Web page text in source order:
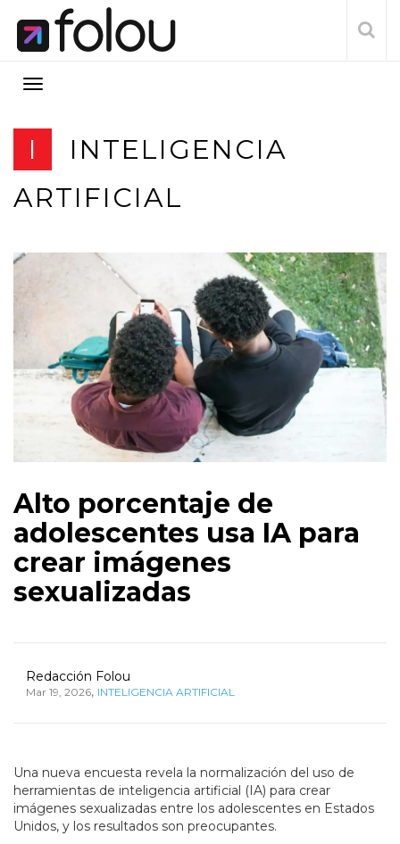
I
INTELIGENCIA
ARTIFICIAL
Alto porcentaje de
adolescentes usa IA para
crear imágenes
sexualizadas
Redacción Folou
Mar 19, 2026, INTELIGENCIA ARTIFICIAL
Una nueva encuesta revela la normalización del uso de
herramientas de inteligencia artificial (IA) para crear
imágenes sexualizadas entre los adolescentes en Estados
Unidos, y los resultados son preocupantes.